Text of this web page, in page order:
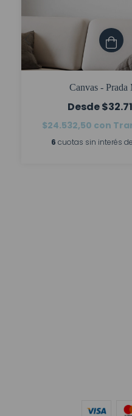
Canvas - Prada
$24.532,50 con
6 cuotas sin interés de